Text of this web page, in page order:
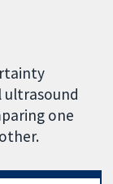
ultrasound
one